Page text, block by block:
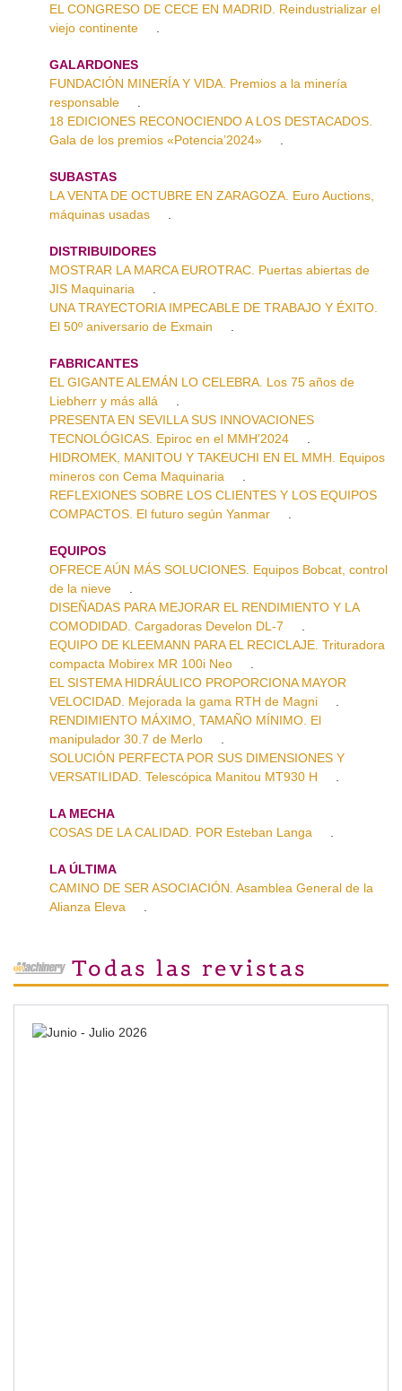
EL CONGRESO DE CECE EN MADRID. Reindustrializar el
viejo continente
GALARDONES
FUNDACIÓN MINERÍA Y VIDA. Premios a la minería
responsable
18 EDICIONES RECONOCIENDO A LOS DESTACADOS.
Gala de los premios «Potencia’2024»
SUBASTAS
LA VENTA DE OCTUBRE EN ZARAGOZA. Euro Auctions,
máquinas usadas
DISTRIBUIDORES
MOSTRAR LA MARCA EUROTRAC. Puertas abiertas de
JIS Maquinaria
UNA TRAYECTORIA IMPECABLE DE TRABAJO Y ÉXITO.
El 50º aniversario de Exmain
FABRICANTES
EL GIGANTE ALEMÁN LO CELEBRA. Los 75 años de
Liebherr y más allá
PRESENTA EN SEVILLA SUS INNOVACIONES
TECNOLÓGICAS. Epiroc en el MMH’2024
HIDROMEK, MANITOU Y TAKEUCHI EN EL MMH. Equipos
mineros con Cema Maquinaria
REFLEXIONES SOBRE LOS CLIENTES Y LOS EQUIPOS
COMPACTOS. El futuro según Yanmar
EQUIPOS
OFRECE AÚN MÁS SOLUCIONES. Equipos Bobcat, control
de la nieve
DISEÑADAS PARA MEJORAR EL RENDIMIENTO Y LA
COMODIDAD. Cargadoras Develon DL-7
EQUIPO DE KLEEMANN PARA EL RECICLAJE. Trituradora
compacta Mobirex MR 100i Neo
EL SISTEMA HIDRÁULICO PROPORCIONA MAYOR
VELOCIDAD. Mejorada la gama RTH de Magni
RENDIMIENTO MÁXIMO, TAMAÑO MÍNIMO. El
manipulador 30.7 de Merlo
SOLUCIÓN PERFECTA POR SUS DIMENSIONES Y
VERSATILIDAD. Telescópica Manitou MT930 H
LA MECHA
COSAS DE LA CALIDAD. POR Esteban Langa
LA ÚLTIMA
CAMINO DE SER ASOCIACIÓN. Asamblea General de la
Alianza Eleva
Todas las revistas